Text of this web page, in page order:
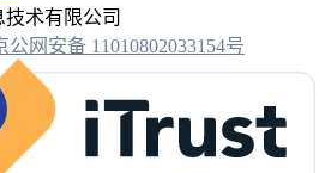
术有限公司
公网安备 11010802033154号